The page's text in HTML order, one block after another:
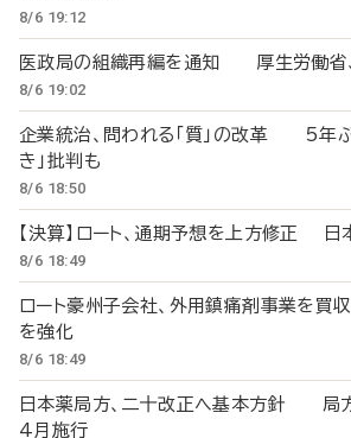
8/6 19:12
医政局の組織再編を通知 厚生労働省
8/6 19:02
企業統治、問われる「質」の改革 5年ぶ
き」批判も
8/6 18:50
【決算】ロート、通期予想を上方修正 日
8/6 18:49
ロート豪州子会社、外用鎮痛剤事業を
を強化
8/6 18:49
日本薬局方、二十改正へ基本方針 局
4月施行